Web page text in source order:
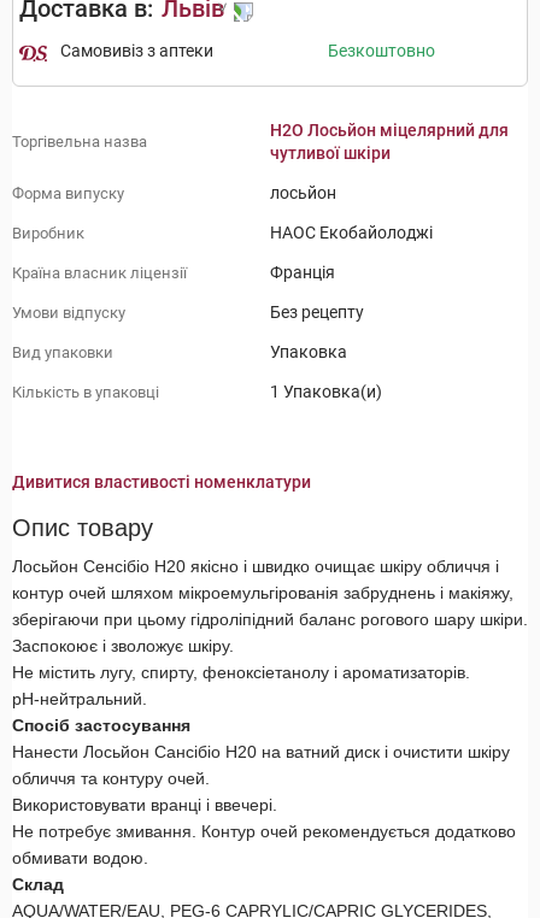
Доставка в: Львів
Самовивіз з аптеки Безкоштовно
Торгівельна назва
H2O Лосьйон міцелярний для
чутливої шкіри
Форма випуску лосьйон
Виробник НАОС Екобайолоджі
Країна власник ліцензії Франція
Умови відпуску Без рецепту
Вид упаковки Упаковка
Кількість в упаковці 1 Упаковка(и)
Дивитися властивості номенклатури
Опис товару
Лосьйон Сенсібіо Н20 якісно і швидко очищає шкіру обличчя і
контур очей шляхом мікроемульгірованія забруднень і макіяжу,
зберігаючи при цьому гідроліпідний баланс рогового шару шкіри.
Заспокоює і зволожує шкіру.
Не містить лугу, спирту, феноксіетанолу і ароматизаторів.
рН-нейтральний.
Спосіб застосування
Нанести Лосьйон Сансібіо Н20 на ватний диск і очистити шкіру
обличчя та контуру очей.
Використовувати вранці і ввечері.
Не потребує змивання. Контур очей рекомендується додатково
обмивати водою.
Склад
AQUA/WATER/EAU, PEG-6 CAPRYLIC/CAPRIC GLYCERIDES,